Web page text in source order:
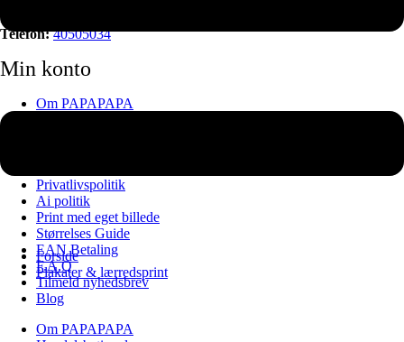
Forside
Plakater & lærredsprint
Lørdag – Søndag – Lukket
Telefon: 40505034
Min konto
Om PAPAPAPA
Privatlivspolitik
Ai politik
Print med eget billede
Størrelses Guide
EAN Betaling
F.A.Q
Tilmeld nyhedsbrev
Blog
Om PAPAPAPA